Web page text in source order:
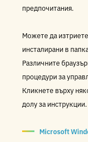
предпочитания.
Можете да
инсталирани в
Различните
процедури за
Кликнете върху
долу за инструкции.
Microsoft